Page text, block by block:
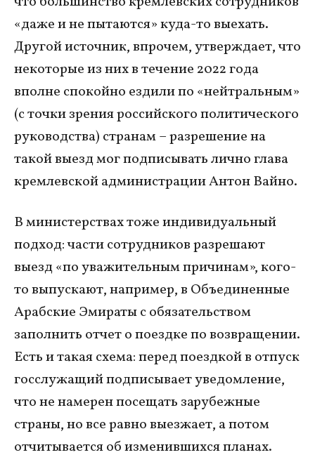
«даже и не пытаются» куда-то выехать.
Другой источник, впрочем, утверждает, что
некоторые из них в течение 2022 года
вполне спокойно ездили по «нейтральным»
(с точки зрения российского политического
руководства) странам – разрешение на
такой выезд мог подписывать лично глава
кремлевской администрации Антон Вайно.
В министерствах тоже индивидуальный
подход: части сотрудников разрешают
выезд «по уважительным причинам», кого-
то выпускают, например, в Объединенные
Арабские Эмираты с обязательством
заполнить отчет о поездке по возвращении.
Есть и такая схема: перед поездкой в отпуск
госслужащий подписывает уведомление,
что не намерен посещать зарубежные
страны, но все равно выезжает, а потом
отчитывается об изменившихся планах.